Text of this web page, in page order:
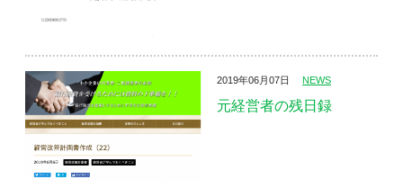
2019年06月07日 NEWS
元経営者の残日録